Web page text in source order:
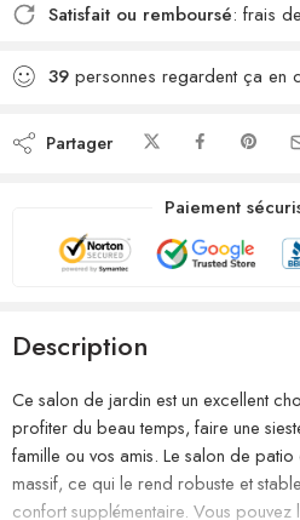
Satisfait ou remboursé: frais
39 personnes regardent ça en
Partager
Paiement
Description
Ce salon de jardin est un excellent
profiter du beau temps, faire une
famille ou vos amis. Le salon de
massif, ce qui le rend robuste et
confort supplémentaire. Vous pouvez